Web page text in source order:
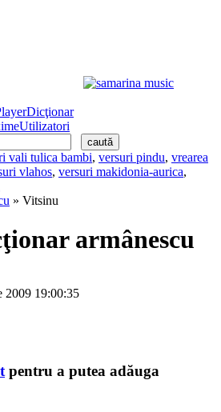
Dicţionar
Utilizatori
vali tulica bambi, versuri pindu, vrearea
vlahos, versuri makidonia-aurica,
» Vitsinu
armânescu
2009 19:00:35
pentru a putea adăuga